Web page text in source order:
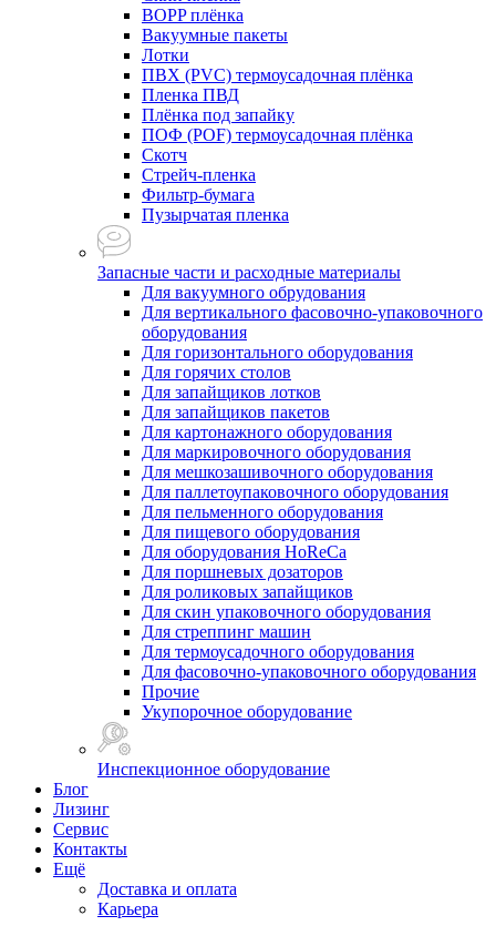
BOPP плёнка
Вакуумные пакеты
Лотки
ПВХ (PVC) термоусадочная плёнка
Пленка ПВД
Плёнка под запайку
ПОФ (POF) термоусадочная плёнка
Скотч
Стрейч-пленка
Фильтр-бумага
Пузырчатая пленка
Запасные части и расходные материалы
Для вакуумного обрудования
Для вертикального фасовочно-упаковочного
оборудования
Для горизонтального оборудования
Для горячих столов
Для запайщиков лотков
Для запайщиков пакетов
Для картонажного оборудования
Для маркировочного оборудования
Для мешкозашивочного оборудования
Для паллетоупаковочного оборудования
Для пельменного оборудования
Для пищевого оборудования
Для оборудования HoReCa
Для поршневых дозаторов
Для роликовых запайщиков
Для скин упаковочного оборудования
Для стреппинг машин
Для термоусадочного оборудования
Для фасовочно-упаковочного оборудования
Прочие
Укупорочное оборудование
Инспекционное оборудование
Блог
Лизинг
Сервис
Контакты
Ещё
Доставка и оплата
Карьера